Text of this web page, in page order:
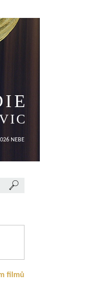
NEBE
filmů